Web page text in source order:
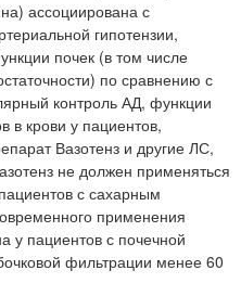
ассоциирована с
гипотензии,
почек (в том числе
по сравнению с
контроль АД, функции
в крови у пациентов,
Вазотенз и другие ЛС,
не должен применяться
с сахарным
применения
у пациентов с почечной
фильтрации менее 60